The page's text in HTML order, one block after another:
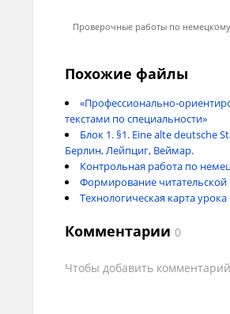
Проверочные работы по немецкому
Похожие файлы
«Профессионально-
текстами по специальности»
Блок 1. §1. Eine alte deutsche
Берлин, Лейпциг, Веймар.
Контрольная работа по
Формирование читательской
Технологическая карта
Комментарии 0
Чтобы добавить комментарий